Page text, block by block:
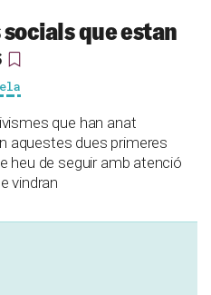
que estan
que han anat
aquestes dues primeres
heu de seguir amb atenció
vindran